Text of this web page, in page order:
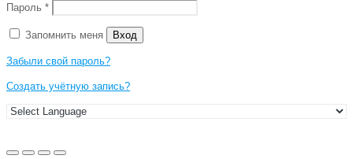
Пароль *
Запомнить меня Вход
Забыли свой пароль?
Создать учётную запись?